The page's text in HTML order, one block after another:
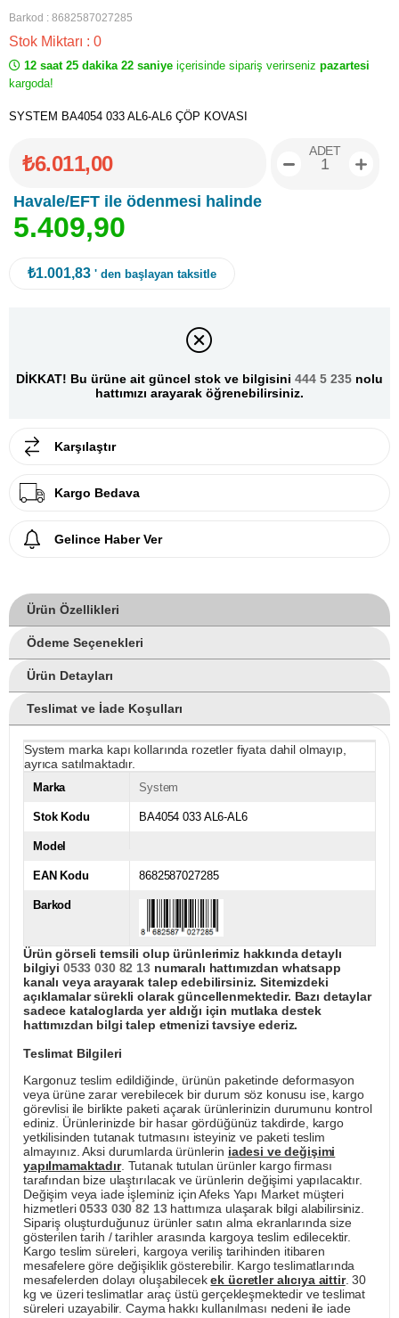
Barkod : 8682587027285
Stok Miktarı : 0
12 saat 25 dakika 22 saniye içerisinde sipariş verirseniz pazartesi
kargoda!
SYSTEM BA4054 033 AL6-AL6 ÇÖP KOVASI
₺6.011,00
Havale/EFT ile ödenmesi halinde
5.409,90
ADET
₺1.001,83 ' den başlayan taksitle
DİKKAT! Bu ürüne ait güncel stok ve bilgisini 444 5 235 nolu
hattımızı arayarak öğrenebilirsiniz.
Karşılaştır
Kargo Bedava
Gelince Haber Ver
Ürün Özellikleri
Ödeme Seçenekleri
Ürün Detayları
Teslimat ve İade Koşulları
System marka kapı kollarında rozetler fiyata dahil olmayıp,
ayrıca satılmaktadır.
Marka System
Stok Kodu BA4054 033 AL6-AL6
Model
EAN Kodu 8682587027285
Barkod
Ürün görseli temsili olup ürünlerimiz hakkında detaylı
bilgiyi 0533 030 82 13numaralı hattımızdan whatsapp
kanalı veya arayarak talep edebilirsiniz. Sitemizdeki
açıklamalar sürekli olarak güncellenmektedir. Bazı detaylar
sadece kataloglarda yer aldığı için mutlaka destek
hattımızdan bilgi talep etmenizi tavsiye ederiz.
Teslimat Bilgileri
Kargonuz teslim edildiğinde, ürünün paketinde deformasyon
veya ürüne zarar verebilecek bir durum söz konusu ise, kargo
görevlisi ile birlikte paketi açarak ürünlerinizin durumunu kontrol
ediniz. Ürünlerinizde bir hasar gördüğünüz takdirde, kargo
yetkilisinden tutanak tutmasını isteyiniz ve paketi teslim
almayınız. Aksi durumlarda ürünlerin iadesi ve değişimi
yapılmamaktadır. Tutanak tutulan ürünler kargo firması
tarafından bize ulaştırılacak ve ürünlerin değişimi yapılacaktır.
Değişim veya iade işleminiz için Afeks Yapı Market müşteri
hizmetleri0533 030 82 13hattımıza ulaşarak bilgi alabilirsiniz.
Sipariş oluşturduğunuz ürünler satın alma ekranlarında size
gösterilen tarih / tarihler arasında kargoya teslim edilecektir.
Kargo teslim süreleri, kargoya veriliş tarihinden itibaren
mesafelere göre değişiklik gösterebilir. Kargo teslimatlarında
mesafelerden dolayı oluşabilecekek ücretler alıcıya aittir. 30
kg ve üzeri teslimatlar araç üstü gerçekleşmektedir ve teslimat
süreleri uzayabilir. Cayma hakkı kullanılması nedeni ile iade